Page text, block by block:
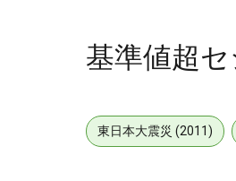
基準値超
東日本大震災 (2011)